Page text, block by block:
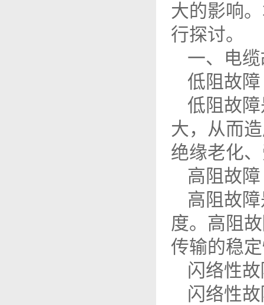
大的影响
行探讨。
一、电
低阻故障
低阻故
大，从而
绝缘老化
高阻故障
高阻故
度。高阻
传输的稳
闪络性
闪络性